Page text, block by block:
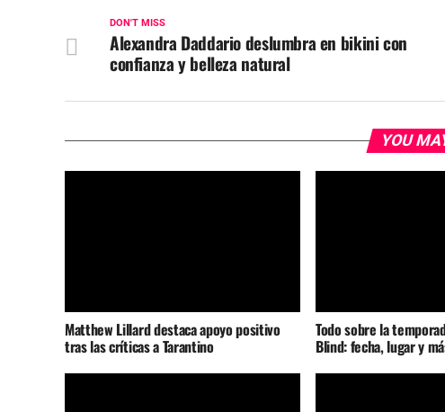
DON'T MISS
Alexandra Daddario deslumbra en bikini con
confianza y belleza natural
YOU
Matthew Lillard destaca apoyo positivo
tras las críticas a Tarantino
Todo sobre la
Blind: fecha, lugar y